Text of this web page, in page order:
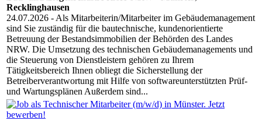
Recklinghausen
24.07.2026 - Als Mitarbeiterin/​Mitarbeiter im Gebäudemanagement
sind Sie zuständig für die bautechnische, kundenorientierte
Betreuung der Bestandsimmobilien der Behörden des Landes
NRW. Die Umsetzung des technischen Gebäudemanagements und
die Steuerung von Dienstleistern gehören zu Ihrem
Tätigkeitsbereich Ihnen obliegt die Sicherstellung der
Betreiberverantwortung mit Hilfe von softwareunterstützten Prüf-
und Wartungsplänen Außerdem sind...